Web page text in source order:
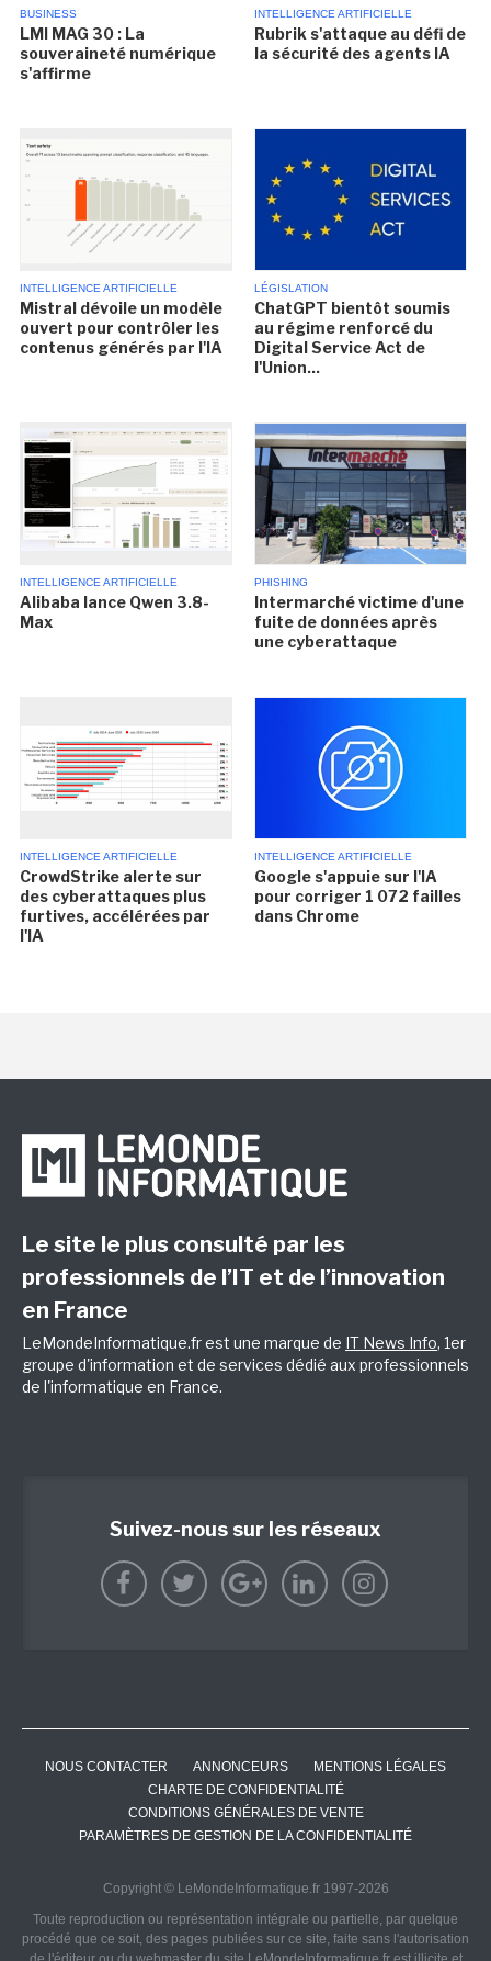
BUSINESS
LMI MAG 30 : La
souveraineté numérique
s'affirme
INTELLIGENCE ARTIFICIELLE
Rubrik s'attaque au défi de
la sécurité des agents IA
INTELLIGENCE ARTIFICIELLE
Mistral dévoile un modèle
ouvert pour contrôler les
contenus générés par l'IA
LÉGISLATION
ChatGPT bientôt soumis
au régime renforcé du
Digital Service Act de
l'Union...
INTELLIGENCE ARTIFICIELLE
Alibaba lance Qwen 3.8-
Max
PHISHING
Intermarché victime d'une
fuite de données après
une cyberattaque
INTELLIGENCE ARTIFICIELLE
CrowdStrike alerte sur
des cyberattaques plus
furtives, accélérées par
l'IA
INTELLIGENCE ARTIFICIELLE
Google s'appuie sur l'IA
pour corriger 1 072 failles
dans Chrome
Le site le plus consulté par les
professionnels de l’IT et de l’innovation
en France
LeMondeInformatique.fr est une marque de IT News Info, 1er
groupe d'information et de services dédié aux professionnels
de l'informatique en France.
Suivez-nous sur les réseaux
NOUS CONTACTER ANNONCEURS
MENTIONS LÉGALES
CHARTE DE CONFIDENTIALITÉ
CONDITIONS GÉNÉRALES DE VENTE
PARAMÈTRES DE GESTION DE LA CONFIDENTIALITÉ
Copyright © LeMondeInformatique.fr 1997-2026
Toute reproduction ou représentation intégrale ou partielle, par quelque
procédé que ce soit, des pages publiées sur ce site, faite sans l'autorisation